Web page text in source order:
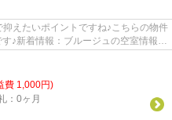
えたいポイントですね♪こちらの物件
♪新着情報：ブルージュの空室情報な
費 1,000円)
：0ヶ月